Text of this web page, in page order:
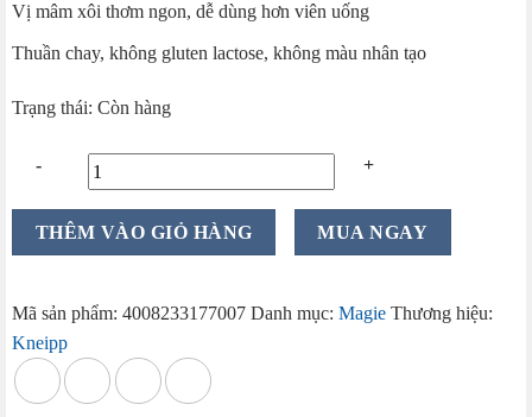
Vị mâm xôi thơm ngon, dễ dùng hơn viên uống
Thuần chay, không gluten lactose, không màu nhân tạo
Trạng thái: Còn hàng
Magnesium
B12
Gummi
THÊM VÀO GIỎ HÀNG MUA NGAY
Mã sản phẩm: 4008233177007 Danh mục: Magie Thương hiệu:
Kneipp